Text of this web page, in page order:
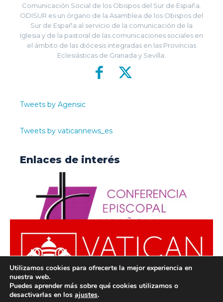
Comunicación Social de los Obispos del Sur de España.
ODISUR es un órgano de la Asamblea de los Obispos del
Sur de España al servicio de la comunicación de la
Iglesia y de la pastoral de las comunicaciones sociales en
el ámbito de las diócesis integradas en las Provincias
Eclesiásticas de Granada y Sevilla.
Tweets by Agensic
Tweets by vaticannews_es
Enlaces de interés
Utilizamos cookies para ofrecerte la mejor experiencia en
nuestra web.
Puedes aprender más sobre qué cookies utilizamos o
desactivarlas en los ajustes.